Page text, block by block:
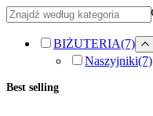
BIŻUTERIA(7)
Naszyjniki(7)
Best selling